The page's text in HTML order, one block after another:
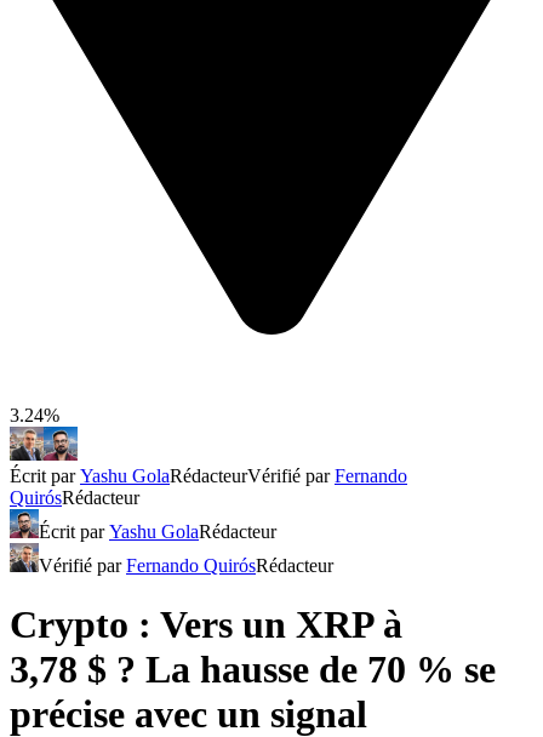
3.24%
Écrit parYashu GolaRédacteurVérifié parFernando
QuirósRédacteur
Écrit parYashu GolaRédacteur
Vérifié parFernando QuirósRédacteur
Crypto : Vers un XRP à
3,78 $ ? La hausse de 70 % se
précise avec un signal